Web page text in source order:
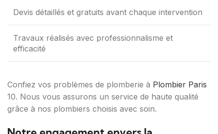
Devis détaillés et gratuits avant chaque intervention
Travaux réalisés avec professionnalisme et
efficacité
Confiez vos problèmes de plomberie à Plombier Paris
10. Nous vous assurons un service de haute qualité
grâce à nos plombiers choisis avec soin.